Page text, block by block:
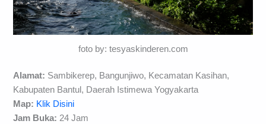
foto by: tesyaskinderen.com
Alamat: Sambikerep, Bangunjiwo, Kecamatan Kasihan,
Kabupaten Bantul, Daerah Istimewa Yogyakarta
Map: Klik Disini
Jam Buka:24 Jam